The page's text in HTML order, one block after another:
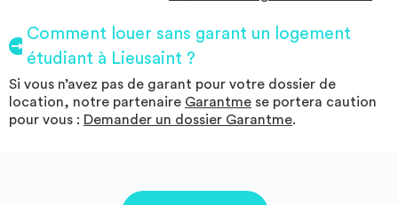
Comment louer sans garant un logement
étudiant à Lieusaint ?
Si vous n’avez pas de garant pour votre dossier de
location, notre partenaire Garantme se portera caution
pour vous : Demander un dossier Garantme.